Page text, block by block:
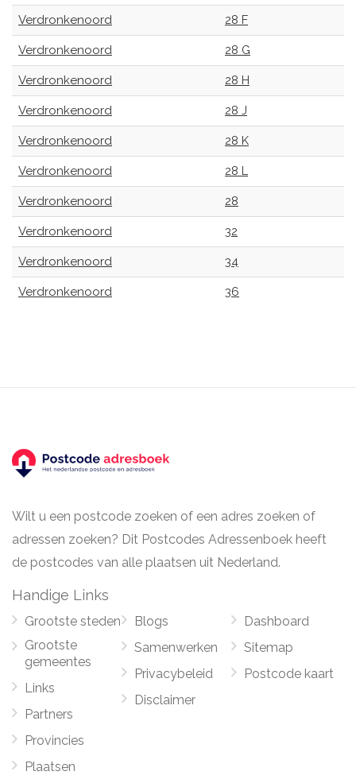
Verdronkenoord 28 F
Verdronkenoord 28 G
Verdronkenoord 28 H
Verdronkenoord 28 J
Verdronkenoord 28 K
Verdronkenoord 28 L
Verdronkenoord 28
Verdronkenoord 32
Verdronkenoord 34
Verdronkenoord 36
Wilt u een postcode zoeken of een adres zoeken of
adressen zoeken? Dit Postcodes Adressenboek heeft
de postcodes van alle plaatsen uit Nederland.
Handige Links
Grootste steden
Grootste
gemeentes
Links
Partners
Provincies
Plaatsen
Blogs
Samenwerken
Privacybeleid
Disclaimer
Dashboard
Sitemap
Postcode kaart